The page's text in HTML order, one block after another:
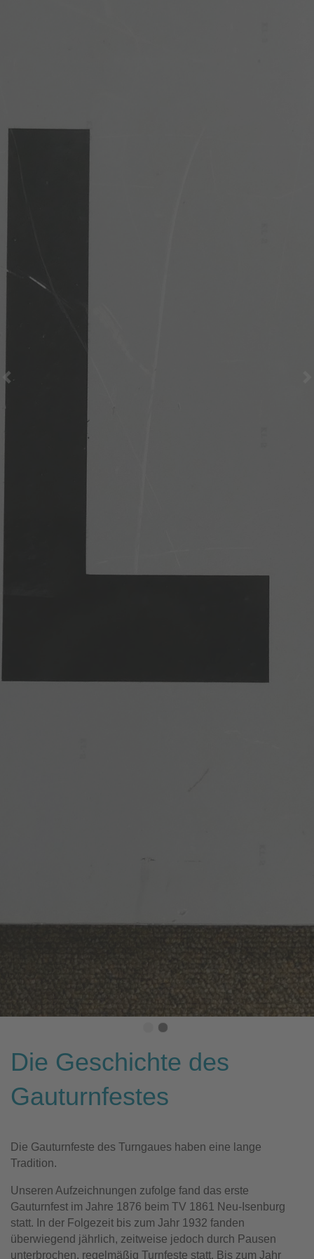
Die Geschichte des
Gauturnfestes
Die Gauturnfeste des Turngaues haben eine lange
Tradition.
Unseren Aufzeichnungen zufolge fand das erste
Gauturnfest im Jahre 1876 beim TV 1861 Neu-Isenburg
statt. In der Folgezeit bis zum Jahr 1932 fanden
überwiegend jährlich, zeitweise jedoch durch Pausen
unterbrochen, regelmäßig Turnfeste statt. Bis zum Jahr